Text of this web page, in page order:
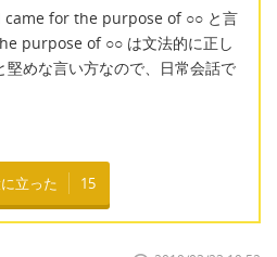
came for the purpose of ○○ と言
purpose of ○○ は文法的に正し
堅めな言い方なので、日常会話で
立った 15